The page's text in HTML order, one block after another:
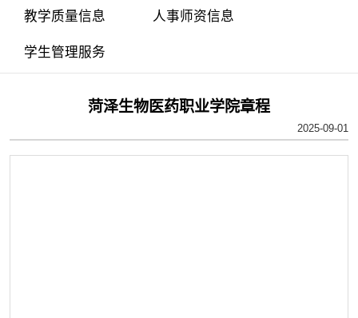
教学质量信息 人事师资信息
学生管理服务
菏泽生物医药职业学院章程
2025-09-01